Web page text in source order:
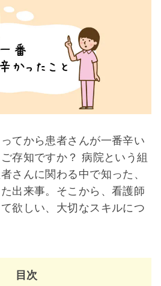
てから患者さんが一番辛い
存知ですか？ 病院という組
さんに関わる中で知った、
出来事。そこから、看護師
欲しい、大切なスキルにつ
目次